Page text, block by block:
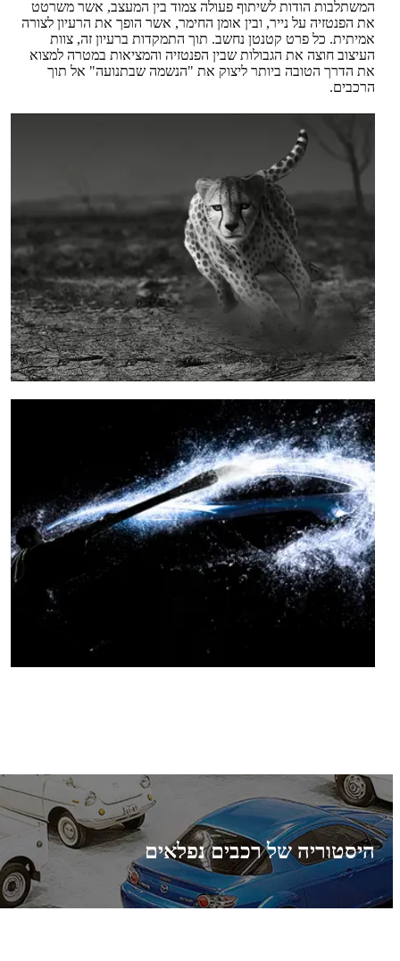
המשתלבות הודות לשיתוף פעולה צמוד בין המעצב, אשר משרטט
את הפנטזיה על נייר, ובין אומן החימר, אשר הופך את הרעיון לצורה
אמיתית. כל פרט קטנטן נחשב. תוך התמקדות ברעיון זה, צוות
העיצוב חוצה את הגבולות שבין הפנטזיה והמציאות במטרה למצוא
את הדרך הטובה ביותר ליצוק את "הנשמה שבתנועה" אל תוך
הרכבים.
היסטוריה של רכבים נפלאים